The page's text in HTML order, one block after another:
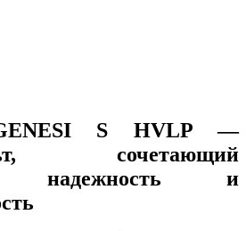
S HVLP —
сочетающий
надежность и